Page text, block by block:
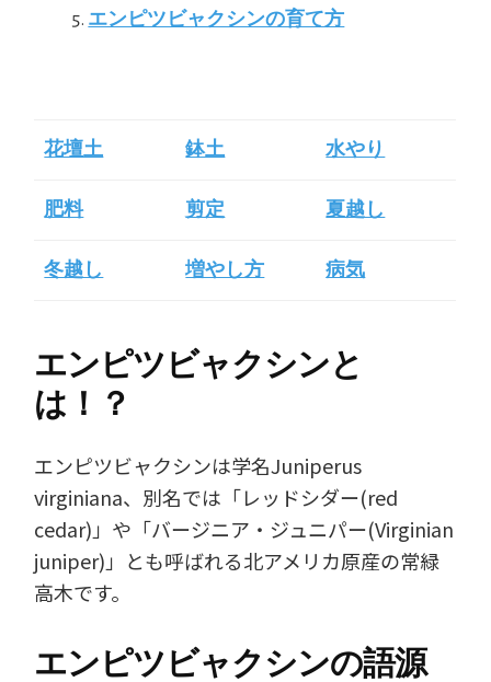
エンピツビャクシンの育て方
花壇土 鉢土 水やり
肥料 剪定 夏越し
冬越し 増やし方 病気
エンピツビャクシンと
は！？
エンピツビャクシンは学名Juniperus
virginiana、別名では「レッドシダー(red
cedar)」や「バージニア・ジュニパー(Virginian
juniper)」とも呼ばれる北アメリカ原産の常緑
高木です。
エンピツビャクシンの語源